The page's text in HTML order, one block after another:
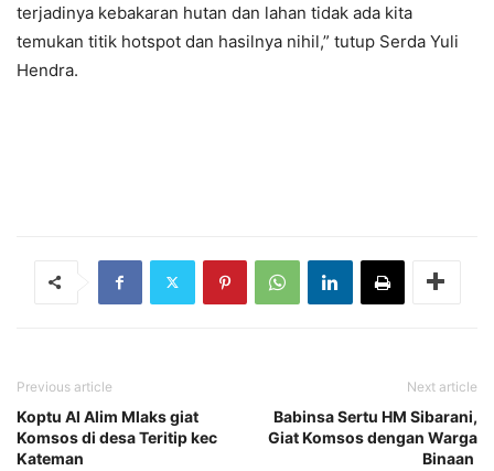
terjadinya kebakaran hutan dan lahan tidak ada kita
temukan titik hotspot dan hasilnya nihil,” tutup Serda Yuli
Hendra.
Previous article
Koptu Al Alim Mlaks giat
Komsos di desa Teritip kec
Kateman
Next article
Babinsa Sertu HM Sibarani,
Giat Komsos dengan Warga
Binaan